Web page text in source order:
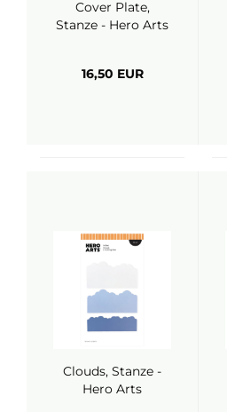
Cover Plate,
Stanze - Hero Arts
16,50 EUR
Clouds, Stanze -
Hero Arts